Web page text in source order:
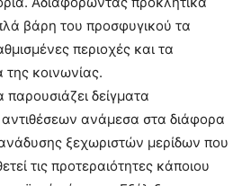
βάρη του προσφυγικού τα
περιοχές και τα
κοινωνίας.
παρουσιάζει δείγματα
ανάμεσα στα διάφορα
ξεχωριστών μερίδων που
τις προτεραιότητες κάποιου